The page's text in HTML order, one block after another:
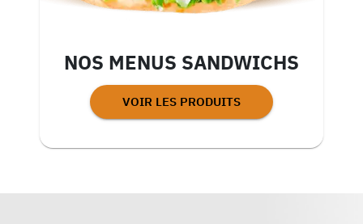
NOS MENUS SANDWICHS
VOIR LES PRODUITS